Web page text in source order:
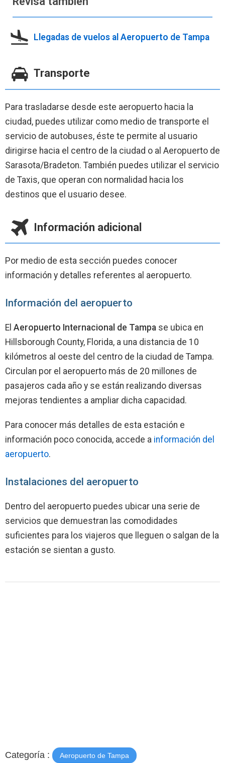
Llegadas de vuelos al Aeropuerto de Tampa
Transporte
Para trasladarse desde este aeropuerto hacia la
ciudad, puedes utilizar como medio de transporte el
servicio de autobuses, éste te permite al usuario
dirigirse hacia el centro de la ciudad o al Aeropuerto de
Sarasota/Bradeton. También puedes utilizar el servicio
de Taxis, que operan con normalidad hacia los
destinos que el usuario desee.
Información adicional
Por medio de esta sección puedes conocer
información y detalles referentes al aeropuerto.
Información del aeropuerto
El Aeropuerto Internacional de Tampa se ubica en
Hillsborough County, Florida, a una distancia de 10
kilómetros al oeste del centro de la ciudad de Tampa.
Circulan por el aeropuerto más de 20 millones de
pasajeros cada año y se están realizando diversas
mejoras tendientes a ampliar dicha capacidad.
Para conocer más detalles de esta estación e
información poco conocida, accede a información del
aeropuerto.
Instalaciones del aeropuerto
Dentro del aeropuerto puedes ubicar una serie de
servicios que demuestran las comodidades
suficientes para los viajeros que lleguen o salgan de la
estación se sientan a gusto.
Categoría : Aeropuerto de Tampa